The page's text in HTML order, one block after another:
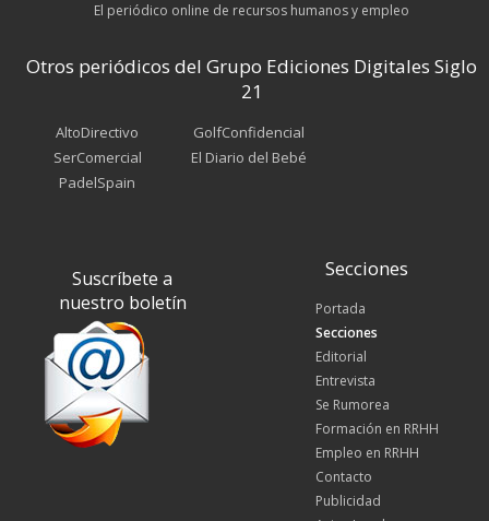
El periódico online de recursos humanos y empleo
Otros periódicos del Grupo Ediciones Digitales Siglo
21
AltoDirectivo
SerComercial
PadelSpain
GolfConfidencial
El Diario del Bebé
Suscríbete a
nuestro boletín
Secciones
Portada
Secciones
Editorial
Entrevista
Se Rumorea
Formación en RRHH
Empleo en RRHH
Contacto
Publicidad